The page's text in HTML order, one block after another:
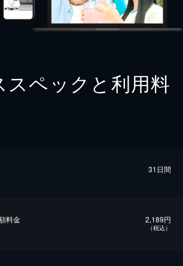
スペックと利用料
31日間
料金 2,189円
（税込）